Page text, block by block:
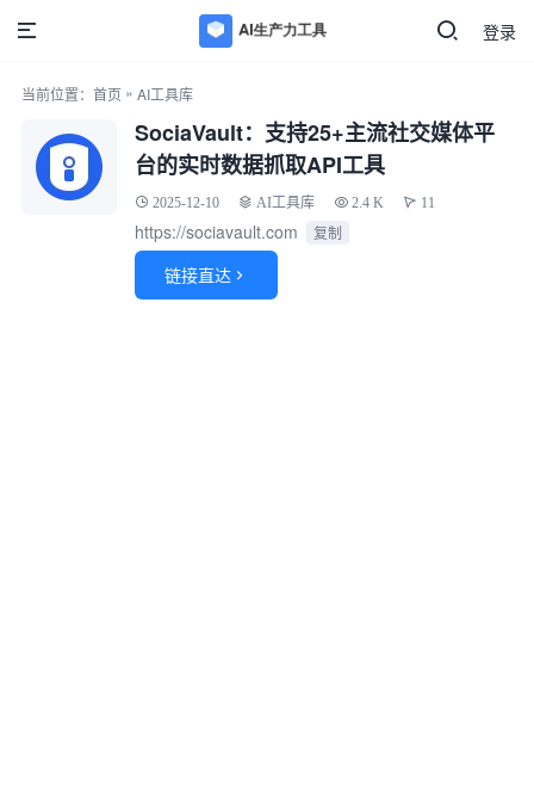
登录
当前位置： 首页 » AI工具库
SociaVault：支持25+主流社交媒体平
台的实时数据抓取API工具
2025-12-10 AI工具库 2.4 K 11
https://sociavault.com 复制
链接直达 